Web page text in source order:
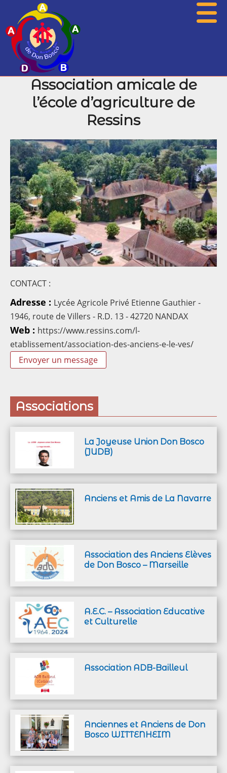
Présentation
Actualités
Photos
Agenda
Histoire
Archives
Contacts
Association amicale de
l’école d’agriculture de
Ressins
CONTACT :
Adresse : Lycée Agricole Privé Etienne Gauthier -
1946, route de Villers - R.D. 13 - 42720 NANDAX
Web : https://www.ressins.com/l-
etablissement/association-des-anciens-e-le-ves/
Envoyer un message
Associations
La Joyeuse Union Don Bosco
(JUDB)
Anciens et Amis de La Navarre
Association des Anciens Elèves
de Don Bosco – Marseille
A.E.C. – Association Educative
et Culturelle
Association ADB-Bailleul
Anciennes et Anciens de Don
Bosco WITTENHEIM